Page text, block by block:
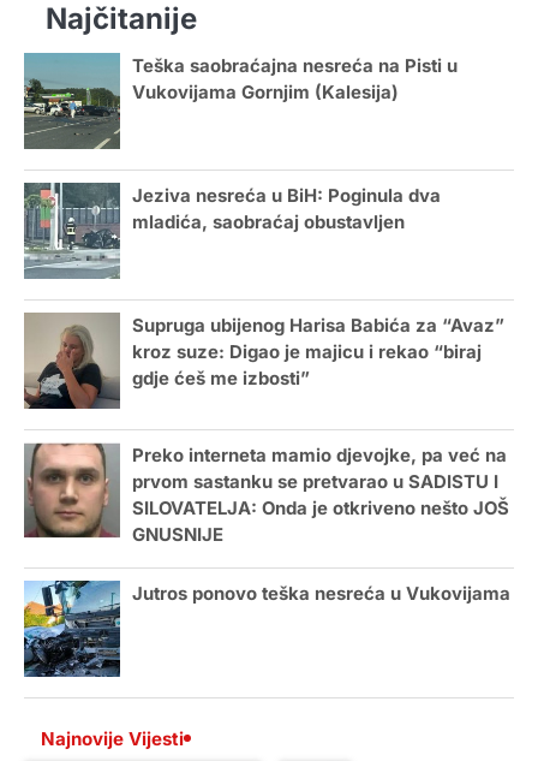
Najčitanije
Teška saobraćajna nesreća na Pisti u
Vukovijama Gornjim (Kalesija)
Jeziva nesreća u BiH: Poginula dva
mladića, saobraćaj obustavljen
Supruga ubijenog Harisa Babića za “Avaz”
kroz suze: Digao je majicu i rekao “biraj
gdje ćeš me izbosti”
Preko interneta mamio djevojke, pa već na
prvom sastanku se pretvarao u SADISTU I
SILOVATELJA: Onda je otkriveno nešto JOŠ
GNUSNIJE
Jutros ponovo teška nesreća u Vukovijama
Najnovije Vijesti